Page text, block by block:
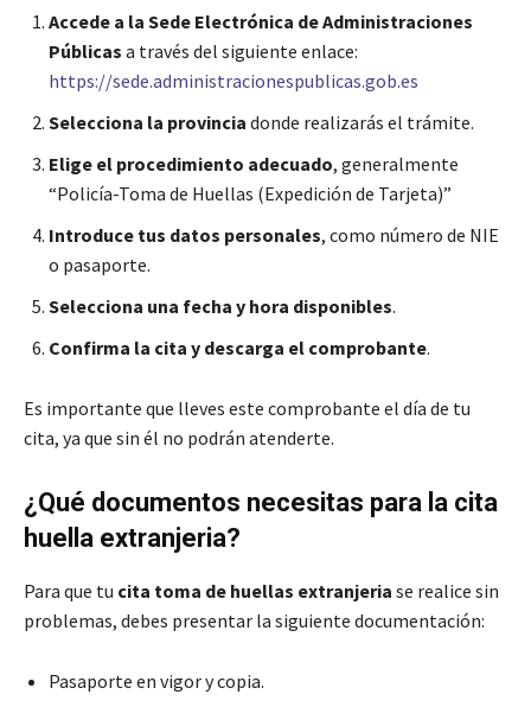
Accede a la Sede Electrónica de Administraciones
Públicas a través del siguiente enlace:
https://sede.administracionespublicas.gob.es
Selecciona la provincia donde realizarás el trámite.
Elige el procedimiento adecuado, generalmente
“Policía-Toma de Huellas (Expedición de Tarjeta)”
Introduce tus datos personales, como número de NIE
o pasaporte.
Selecciona una fecha y hora disponibles.
Confirma la cita y descarga el comprobante.
Es importante que lleves este comprobante el día de tu
cita, ya que sin él no podrán atenderte.
¿Qué documentos necesitas para la cita
huella extranjeria?
Para que tu cita toma de huellas extranjeria se realice sin
problemas, debes presentar la siguiente documentación:
Pasaporte en vigor y copia.